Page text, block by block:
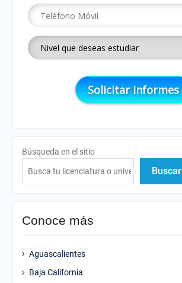
Búsqueda en el sitio
Buscar
Conoce más
Aguascalientes
Baja California